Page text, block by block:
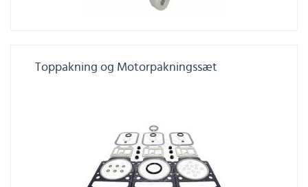
Toppakning og Motorpakningssæt